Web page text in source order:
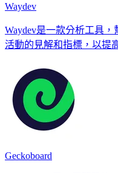
Waydev
Waydev是一款分析工具
活動的見解和指標，以提
Geckoboard